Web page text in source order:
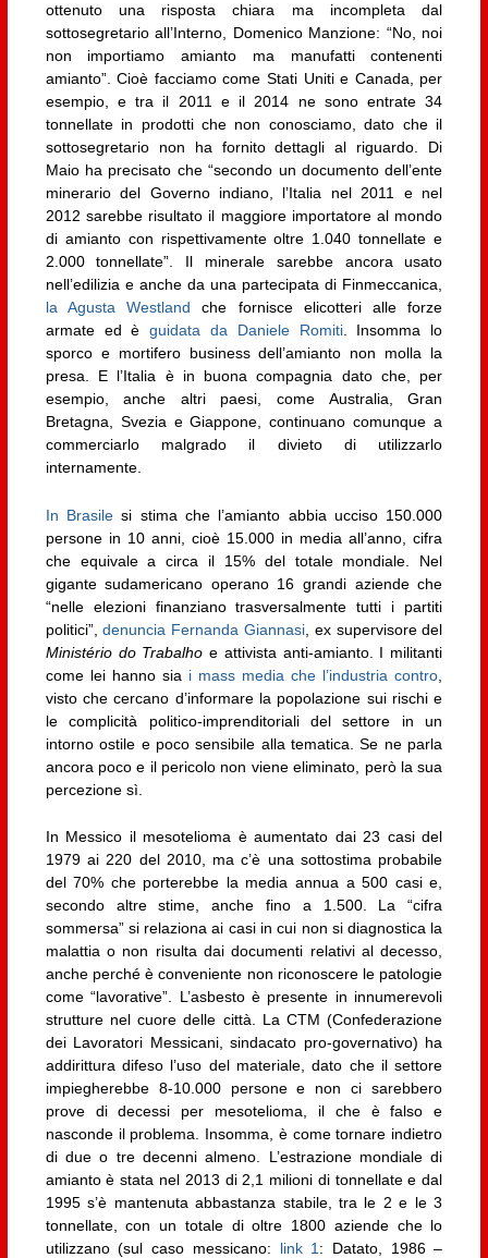
ottenuto una risposta chiara ma incompleta dal
sottosegretario all’Interno, Domenico Manzione: “No, noi
non importiamo amianto ma manufatti contenenti
amianto”. Cioè facciamo come Stati Uniti e Canada, per
esempio, e tra il 2011 e il 2014 ne sono entrate 34
tonnellate in prodotti che non conosciamo, dato che il
sottosegretario non ha fornito dettagli al riguardo. Di
Maio ha precisato che “secondo un documento dell’ente
minerario del Governo indiano, l’Italia nel 2011 e nel
2012 sarebbe risultato il maggiore importatore al mondo
di amianto con rispettivamente oltre 1.040 tonnellate e
2.000 tonnellate”. Il minerale sarebbe ancora usato
nell’edilizia e anche da una partecipata di Finmeccanica,
la Agusta Westland che fornisce elicotteri alle forze
armate ed èguidata da Daniele Romiti. Insomma lo
sporco e mortifero business dell’amianto non molla la
presa. E l’Italia è in buona compagnia dato che, per
esempio, anche altri paesi, come Australia, Gran
Bretagna, Svezia e Giappone, continuano comunque a
commerciarlo malgrado il divieto di utilizzarlo
internamente.
In Brasile si stima che l’amianto abbia ucciso 150.000
persone in 10 anni, cioè 15.000 in media all’anno, cifra
che equivale a circa il 15% del totale mondiale. Nel
gigante sudamericano operano 16 grandi aziende che
“nelle elezioni finanziano trasversalmente tutti i partiti
politici”,denuncia Fernanda Giannasi , ex supervisore del
Ministério do Trabalho e attivista anti-amianto. I militanti
come lei hanno sia i mass media che l’industria contro
visto che cercano d’informare la popolazione sui rischi e
le complicità politico-imprenditoriali del settore in un
intorno ostile e poco sensibile alla tematica. Se ne parla
ancora poco e il pericolo non viene eliminato, però la sua
percezione sì.
In Messico il mesotelioma è aumentato dai 23 casi del
1979 ai 220 del 2010, ma c’è una sottostima probabile
del 70% che porterebbe la media annua a 500 casi e,
secondo altre stime, anche fino a 1.500. La “cifra
sommersa” si relaziona ai casi in cui non si diagnostica la
malattia o non risulta dai documenti relativi al decesso,
anche perché è conveniente non riconoscere le patologie
come “lavorative”. L’asbesto è presente in innumerevoli
strutture nel cuore delle città. La CTM (Confederazione
dei Lavoratori Messicani, sindacato pro-governativo) ha
addirittura difeso l’uso del materiale, dato che il settore
impiegherebbe 8-10.000 persone e non ci sarebbero
prove di decessi per mesotelioma, il che è falso e
nasconde il problema. Insomma, è come tornare indietro
di due o tre decenni almeno. L’estrazione mondiale di
amianto è stata nel 2013 di 2,1 milioni di tonnellate e dal
1995 s’è mantenuta abbastanza stabile, tra le 2 e le 3
tonnellate, con un totale di oltre 1800 aziende che lo
utilizzano (sul caso messicano: link 1: Datato, 1986 –